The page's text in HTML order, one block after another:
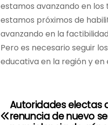
estamos avanzando en
estamos próximos de
avanzando en la
Pero es necesario seguir
educativa en la región y en
NAutoridades electas
renuncia de nuevo